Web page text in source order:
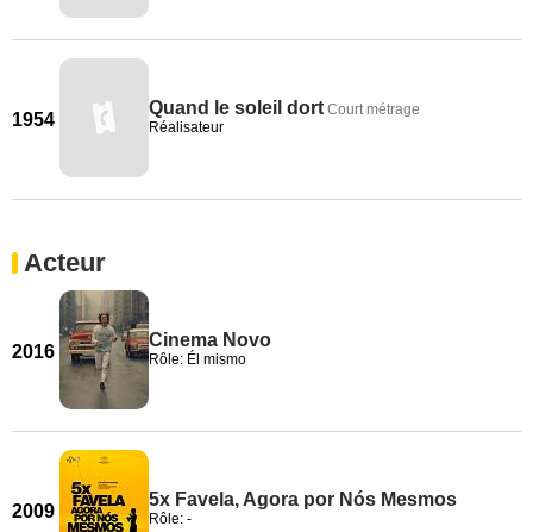
1954
Quand le soleil dort Court métrage
Réalisateur
Acteur
2016
Cinema Novo
Rôle: Él mismo
2009
5x Favela, Agora por Nós Mesmos
Rôle: -